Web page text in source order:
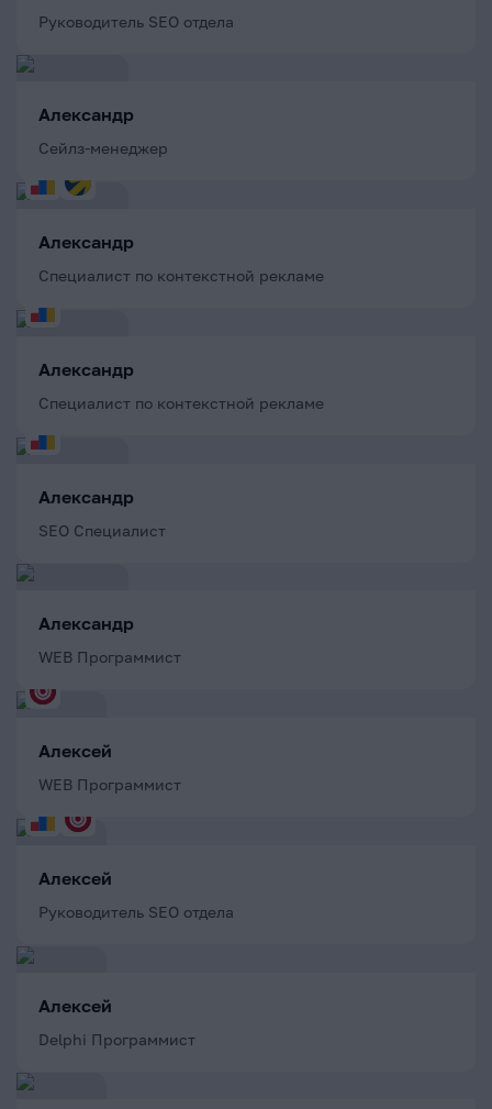
Руководитель SEO отдела
Александр
Сейлз-менеджер
Александр
Специалист по контекстной рекламе
Александр
Специалист по контекстной рекламе
Александр
SEO Специалист
Александр
WEB Программист
Алексей
WEB Программист
Алексей
Руководитель SEO отдела
Алексей
Delphi Программист